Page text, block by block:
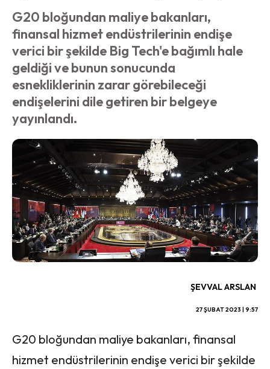
G20 bloğundan maliye bakanları,
finansal hizmet endüstrilerinin endişe
verici bir şekilde Big Tech'e bağımlı hale
geldiği ve bunun sonucunda
esnekliklerinin zarar görebileceği
endişelerini dile getiren bir belgeye
yayınlandı.
ŞEVVAL ARSLAN
27 ŞUBAT 2023 | 9:57
G20 bloğundan maliye bakanları, finansal
hizmet endüstrilerinin endişe verici bir şekilde